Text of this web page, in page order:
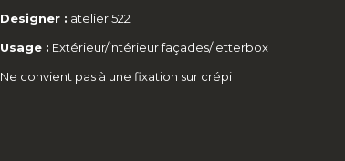
Designer : atelier 522​
Usage : Extérieur/intérieur façades/letterbox
Ne convient pas à une fixation sur crépi